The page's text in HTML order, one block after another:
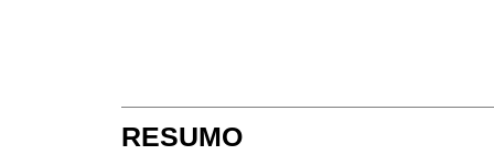
RESUMO